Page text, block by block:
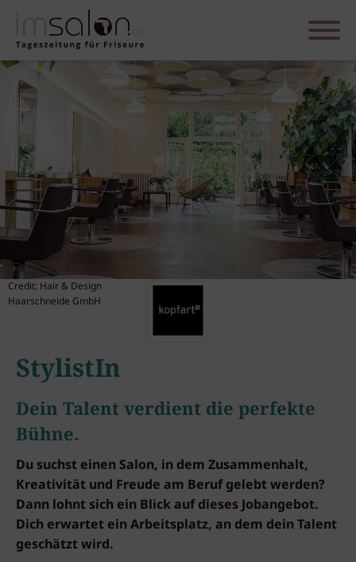
Credit: Hair & Design
Haarschneide GmbH
StylistIn
Dein Talent verdient die perfekte
Bühne.
Du suchst einen Salon, in dem Zusammenhalt,
Kreativität und Freude am Beruf gelebt werden?
Dann lohnt sich ein Blick auf dieses Jobangebot.
Dich erwartet ein Arbeitsplatz, an dem dein Talent
geschätzt wird.